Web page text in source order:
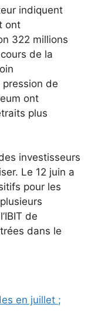
indiquent
ont
322 millions
de la
de
ont
plus
investisseurs
Le 12 juin a
pour les
de
dans le
en juillet ;